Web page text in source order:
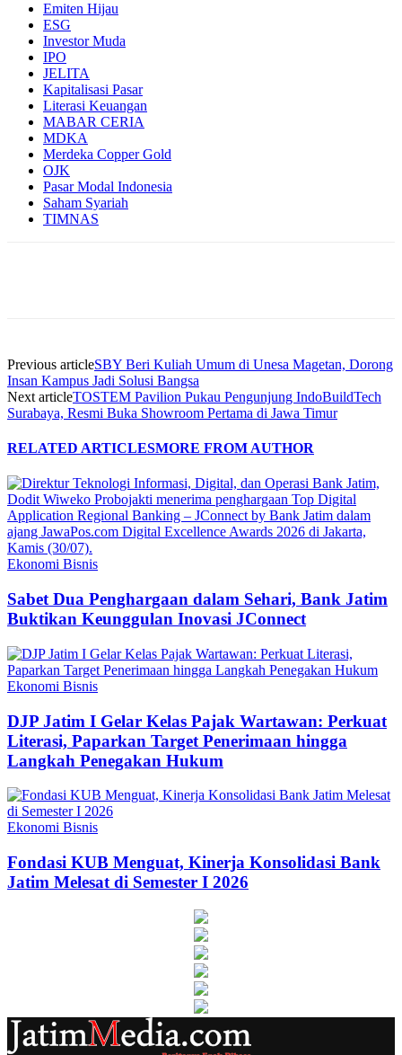
Emiten Hijau
ESG
Investor Muda
IPO
JELITA
Kapitalisasi Pasar
Literasi Keuangan
MABAR CERIA
MDKA
Merdeka Copper Gold
OJK
Pasar Modal Indonesia
Saham Syariah
TIMNAS
Previous articleSBY Beri Kuliah Umum di Unesa Magetan, Dorong
Insan Kampus Jadi Solusi Bangsa
Next articleTOSTEM Pavilion Pukau Pengunjung IndoBuildTech
Surabaya, Resmi Buka Showroom Pertama di Jawa Timur
RELATED ARTICLESMORE FROM AUTHOR
Ekonomi Bisnis
Sabet Dua Penghargaan dalam Sehari, Bank Jatim
Buktikan Keunggulan Inovasi JConnect
Ekonomi Bisnis
DJP Jatim I Gelar Kelas Pajak Wartawan: Perkuat
Literasi, Paparkan Target Penerimaan hingga
Langkah Penegakan Hukum
Ekonomi Bisnis
Fondasi KUB Menguat, Kinerja Konsolidasi Bank
Jatim Melesat di Semester I 2026